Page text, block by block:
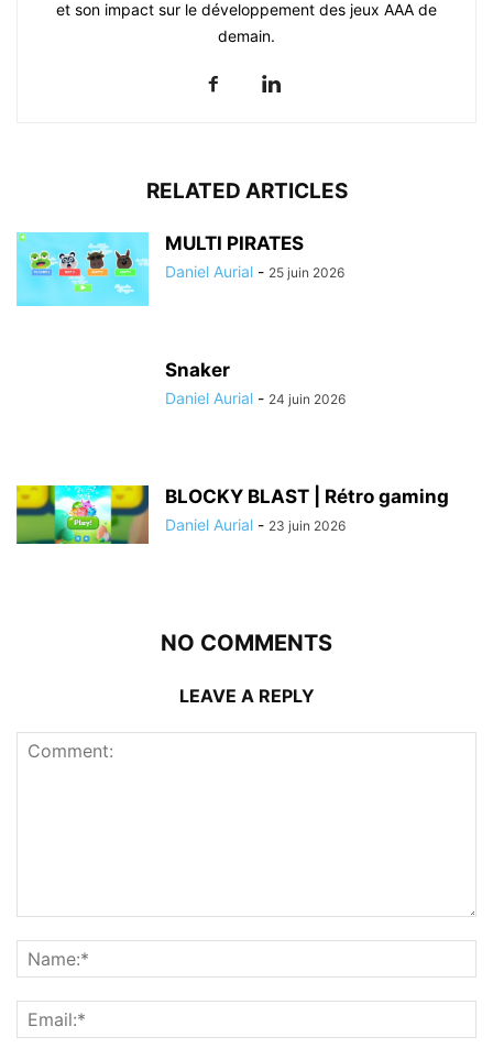
et son impact sur le développement des jeux AAA de
demain.
RELATED ARTICLES
MULTI PIRATES
Daniel Aurial - 25 juin 2026
Snaker
Daniel Aurial - 24 juin 2026
BLOCKY BLAST | Rétro gaming
Daniel Aurial - 23 juin 2026
NO COMMENTS
LEAVE A REPLY